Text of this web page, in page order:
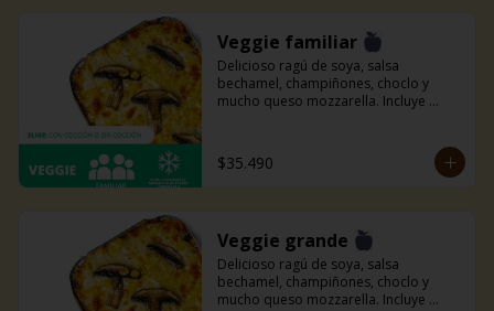
Veggie familiar
Delicioso ragú de soya, salsa
bechamel, champiñones, choclo y
mucho queso mozzarella. Incluye
$35.490
Veggie grande
Delicioso ragú de soya, salsa
bechamel, champiñones, choclo y
mucho queso mozzarella. Incluye